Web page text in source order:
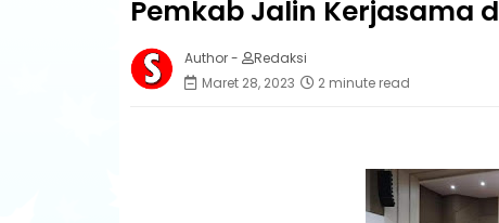
Pemkab Jalin Kerjasama
Author -
Redaksi
Maret 28, 2023
2 minute read